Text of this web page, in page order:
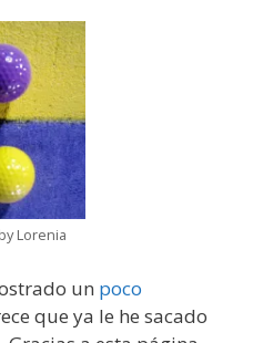
Lorenia
un poco
que ya le he sacado